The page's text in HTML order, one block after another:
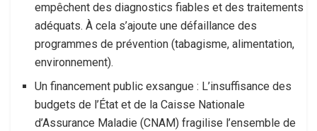
empêchent des diagnostics fiables et des traitements
adéquats. À cela s’ajoute une défaillance des
programmes de prévention (tabagisme, alimentation,
environnement).
Un financement public exsangue : L’insuffisance des
budgets de l’État et de la Caisse Nationale
d’Assurance Maladie (CNAM) fragilise l’ensemble de